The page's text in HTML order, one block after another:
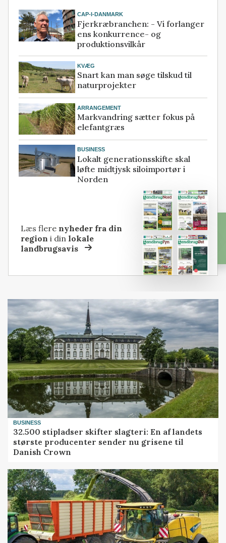
CAP-I-DANMARK
Fjerkræbranchen: - Vi forlanger
ens konkurrence- og
produktionsvilkår
KVÆG
Snart kan man søge tilskud til
naturprojekter
ARRANGEMENT
Markvandring sætter fokus på
elefantgræs
BUSINESS
Lokalt generationsskifte skal
løfte midtjysk siloimportør i
Norden
Læs flere nyheder fra din
region i dinlokale
landbrugsavis
BUSINESS
32.500 stipladser skifter slagteri: En af landets
største producenter sender nu grisene til
Danish Crown